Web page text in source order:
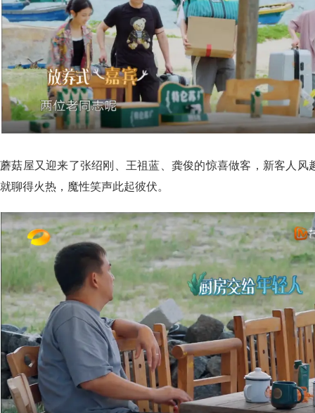
蘑菇屋又迎来了张绍刚、王祖蓝、龚俊的惊喜做客，新客人风
就聊得火热，魔性笑声此起彼伏。